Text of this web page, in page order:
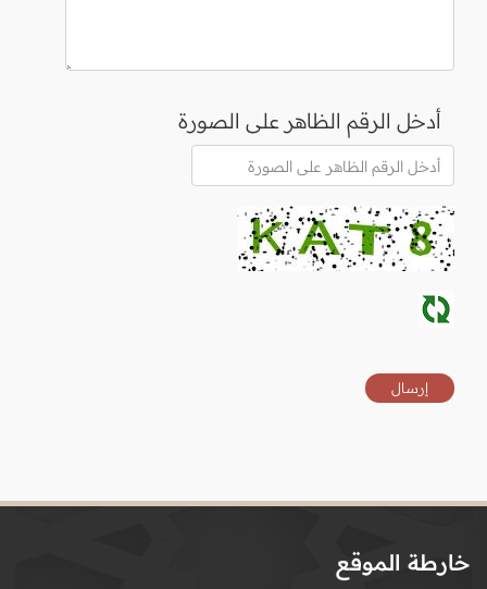
أدخل الرقم الظاهر على الصورة
خارطة الموقع